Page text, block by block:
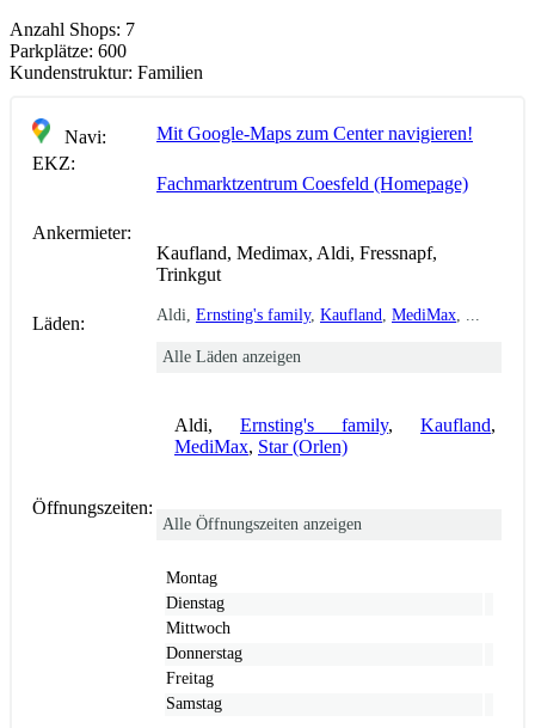
Anzahl Shops: 7
Parkplätze: 600
Kundenstruktur: Familien
Navi:
Mit Google-Maps zum Center navigieren!
EKZ:
Fachmarktzentrum Coesfeld (Homepage)
Ankermieter:
Kaufland, Medimax, Aldi, Fressnapf,
Trinkgut
Läden: Aldi, Ernsting's family, Kaufland MediMax
Alle Läden anzeigen
Aldi, Ernsting's family, Kaufland,
MediMax, Star (Orlen)
Öffnungszeiten:
Alle Öffnungszeiten anzeigen
Montag
Dienstag
Mittwoch
Donnerstag
Freitag
Samstag